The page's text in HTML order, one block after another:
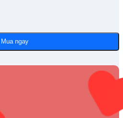
Mua ngay